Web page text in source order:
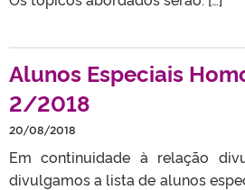
Alunos Especiais
2/2018
20/08/2018
Em continuidade à relação
divulgamos a lista de alunos